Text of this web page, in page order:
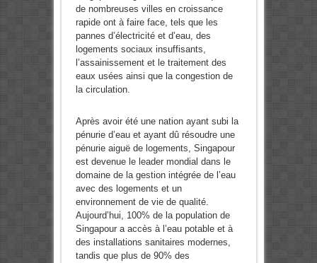
de nombreuses villes en croissance
rapide ont à faire face, tels que les
pannes d’électricité et d’eau, des
logements sociaux insuffisants,
l’assainissement et le traitement des
eaux usées ainsi que la congestion de
la circulation.
Après avoir été une nation ayant subi la
pénurie d’eau et ayant dû résoudre une
pénurie aiguë de logements, Singapour
est devenue le leader mondial dans le
domaine de la gestion intégrée de l’eau
avec des logements et un
environnement de vie de qualité.
Aujourd’hui, 100% de la population de
Singapour a accès à l’eau potable et à
des installations sanitaires modernes,
tandis que plus de 90% des